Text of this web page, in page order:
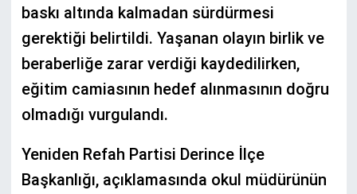
baskı altında kalmadan sürdürmesi
gerektiği belirtildi. Yaşanan olayın birlik ve
beraberliğe zarar verdiği kaydedilirken,
eğitim camiasının hedef alınmasının doğru
olmadığı vurgulandı.
Yeniden Refah Partisi Derince İlçe
Başkanlığı, açıklamasında okul müdürünün